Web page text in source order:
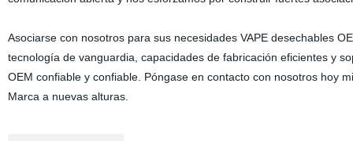
Asociarse con nosotros para sus necesidades VAPE desechables
tecnología de vanguardia, capacidades de fabricación eficientes y
OEM confiable y confiable. Póngase en contacto con nosotros hoy
Marca a nuevas alturas.